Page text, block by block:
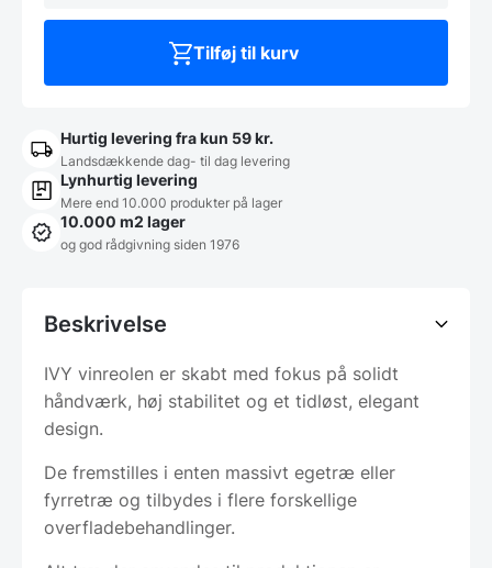
Tilføj til kurv
Hurtig levering fra kun 59 kr.
Landsdækkende dag- til dag levering
Lynhurtig levering
Mere end 10.000 produkter på lager
10.000 m2 lager
og god rådgivning siden 1976
Beskrivelse
IVY vinreolen er skabt med fokus på solidt
håndværk, høj stabilitet og et tidløst, elegant
design.
De fremstilles i enten massivt egetræ eller
fyrretræ og tilbydes i flere forskellige
overfladebehandlinger.